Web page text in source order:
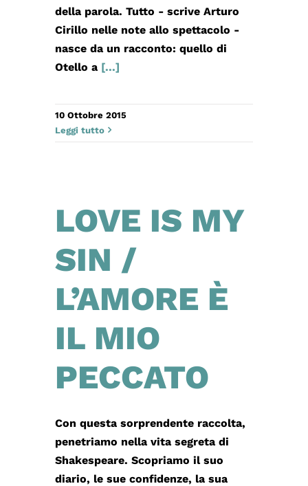
della parola. Tutto - scrive Arturo
Cirillo nelle note allo spettacolo -
nasce da un racconto: quello di
Otello a [...]
10 Ottobre 2015
Leggi tutto
LOVE IS MY
SIN /
L’AMORE È
IL MIO
PECCATO
Con questa sorprendente raccolta,
penetriamo nella vita segreta di
Shakespeare. Scopriamo il suo
diario, le sue confidenze, la sua